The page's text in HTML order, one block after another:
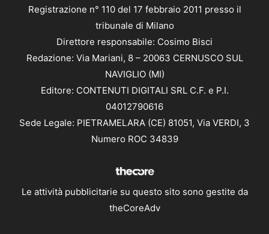
Registrazione n° 110 del 17 febbraio 2011 presso il
tribunale di Milano
Direttore responsabile: Cosimo Bisci
Redazione: Via Mariani, 8 – 20063 CERNUSCO SUL
NAVIGLIO (MI)
Editore: CONTENUTI DIGITALI SRL C.F. e P.I.
04012790616
Sede Legale: PIETRAMELARA (CE) 81051, Via VERDI, 3
Numero ROC 34839
Le attività pubblicitarie su questo sito sono gestite da
theCoreAdv